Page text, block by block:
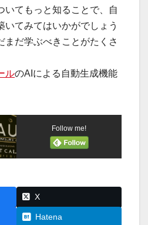
いてもっと知ることで、自
いてみてはいかがでしょう
まだ学ぶべきことがたくさ
ルのAIによる自動生成機能
Follow me!
X
Hatena